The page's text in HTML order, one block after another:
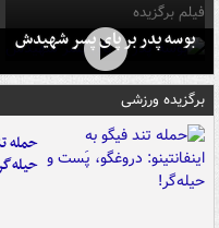
فیلم برگزیده
بوسه‌ پدر بر پای پسر شهیدش
برگزیده ورزشی
حمله